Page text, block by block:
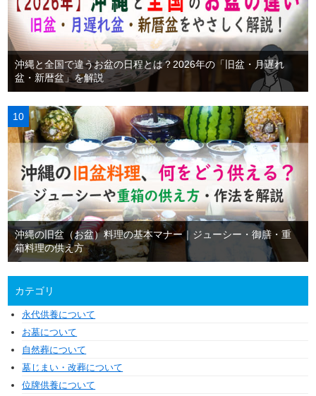
沖縄と全国で違うお盆の日程とは？2026年の「旧盆・月遅れ
盆・新暦盆」を解説
沖縄の旧盆（お盆）料理の基本マナー｜ジューシー・御膳・重
箱料理の供え方
カテゴリ
永代供養について
お墓について
自然葬について
墓じまい・改葬について
位牌供養について